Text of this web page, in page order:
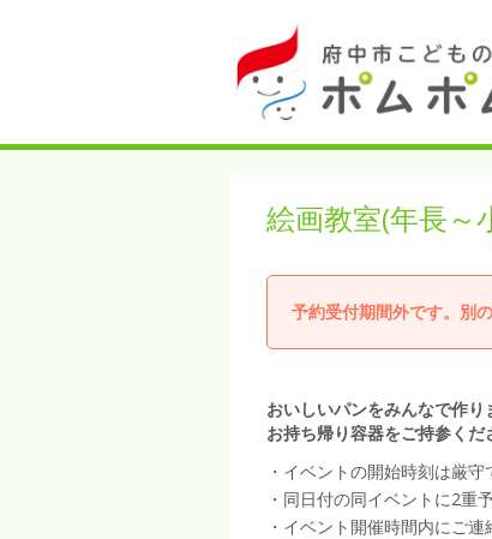
絵画教室(年長～
予約受付期間外です。別
おいしいパンをみんなで作
お持ち帰り容器をご持参くだ
・イベントの開始時刻は厳
・同日付の同イベントに2重
・イベント開催時間内にご